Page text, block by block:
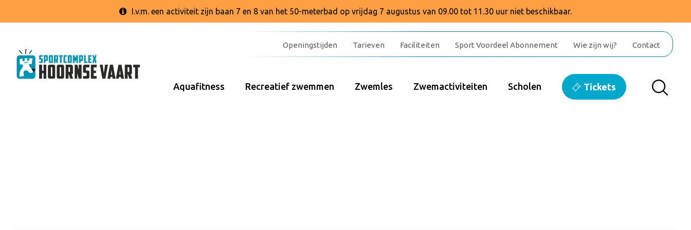
I.v.m. een activiteit zijn baan 7 en 8 van het 50-meterbad op vrijdag 7 augustus van 09.00 tot 11.30 uur niet beschikbaar.
Openingstijden Tarieven Faciliteiten Sport Voordeel Abonnement Wie zijn wij? Contact
Aquafitness Recreatief zwemmen Zwemles Zwemactiviteiten Scholen Tickets